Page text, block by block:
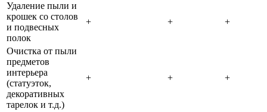
Удаление пыли и
крошек со столов
и подвесных
полок
+ + +
Очистка от пыли
предметов
интерьера
(статуэток,
декоративных
тарелок и т.д.)
+ + +